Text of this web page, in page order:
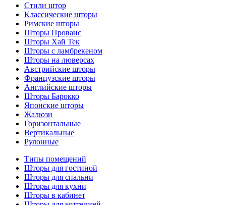
Стили штор
Классические шторы
Римские шторы
Шторы Прованс
Шторы Хай Тек
Шторы с ламбрекеном
Шторы на люверсах
Австрийские шторы
Французские шторы
Английские шторы
Шторы Барокко
Японские шторы
Жалюзи
Горизонтальные
Вертикальные
Рулонные
Типы помещений
Шторы для гостиной
Шторы для спальни
Шторы для кухни
Шторы в кабинет